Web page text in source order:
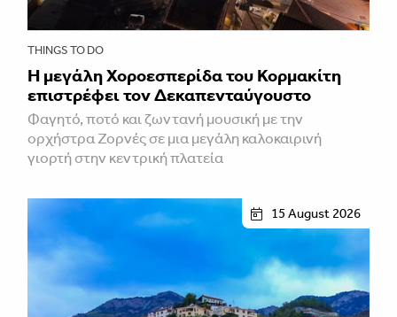
THINGS TO DO
Η μεγάλη Χοροεσπερίδα του Κορμακίτη
επιστρέφει τον Δεκαπενταύγουστο
Φαγητό, ποτό και ζωντανή μουσική με την
ορχήστρα Ζορνές σε μια μεγάλη καλοκαιρινή
γιορτή στην κεντρική πλατεία
15 August 2026